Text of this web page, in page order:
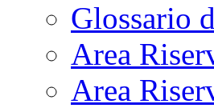
Glossario
Area
Area